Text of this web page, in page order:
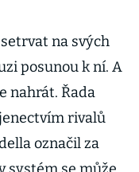
na svých
posunou k ní. A
nahrát. Řada
rivalů
označil za